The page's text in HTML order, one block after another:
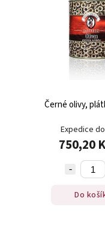
Černé olivy,
Expedice
750,20
Do